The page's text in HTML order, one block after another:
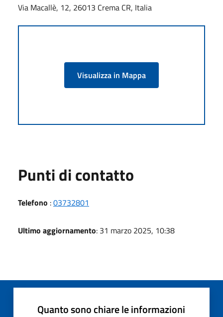
Via Macallè, 12, 26013 Crema CR, Italia
Visualizza in Mappa
Punti di contatto
Telefono :03732801
Ultimo aggiornamento: 31 marzo 2025, 10:38
Quanto sono chiare le informazioni